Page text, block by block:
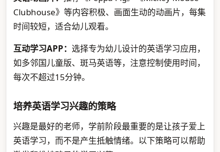
Clubhouse》等内容积极、画面生动的动画片，每集
时间较短，适合幼儿观看。
互动学习APP： 选择专为幼儿设计的英语学习应用，
如多邻国儿童版、斑马英语等，注意控制使用时间，
每次不超过15分钟。
培养英语学习兴趣的策略
兴趣是最好的老师，学前阶段最重要的是让孩子爱上
英语学习，而不是产生抵触情绪。以下策略可以帮助